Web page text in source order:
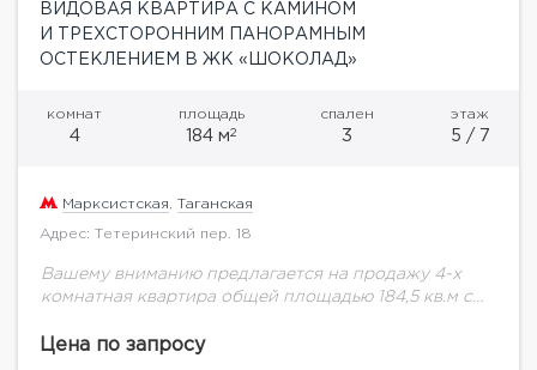
ВИДОВАЯ КВАРТИРА С КАМИНОМ
И ТРЕХСТОРОННИМ ПАНОРАМНЫМ
ОСТЕКЛЕНИЕМ В ЖК «ШОКОЛАД»
комнат
4
площадь
184 м2
спален
3
этаж
5 / 7
Марксистская, Таганская
Адрес: Тетеринский пер. 18
Вашему вниманию предлагается на продажу 4-х
комнатная квартира общей площадью 184,5 кв.м с
камином в новом элитном жилом комплексе
Цена по запросу